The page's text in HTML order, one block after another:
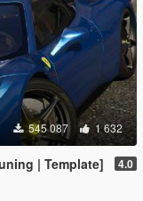
545 087 1 632
| Template] 4.0